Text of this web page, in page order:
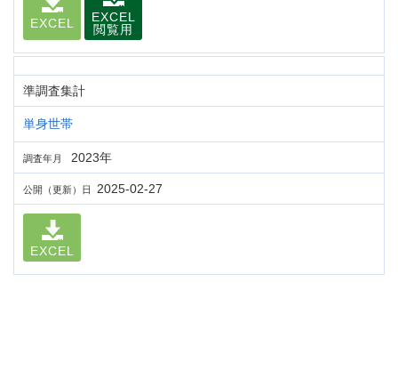
EXCEL
EXCEL
閲覧用
準調査集計
単身世帯
調査年月 2023年
公開（更新）日 2025-02-27
EXCEL